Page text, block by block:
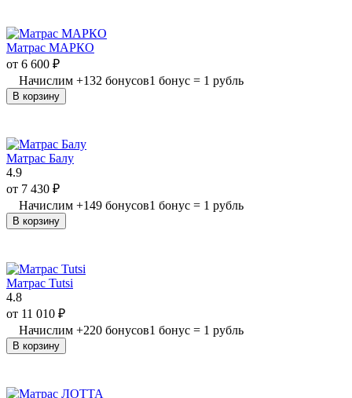
Матрас МАРКО
от 6 600 ₽
Начислим +132 бонусов1 бонус = 1 рубль
В корзину
Матрас Балу
4.9
от 7 430 ₽
Начислим +149 бонусов1 бонус = 1 рубль
В корзину
Матрас Tutsi
4.8
от 11 010 ₽
Начислим +220 бонусов1 бонус = 1 рубль
В корзину